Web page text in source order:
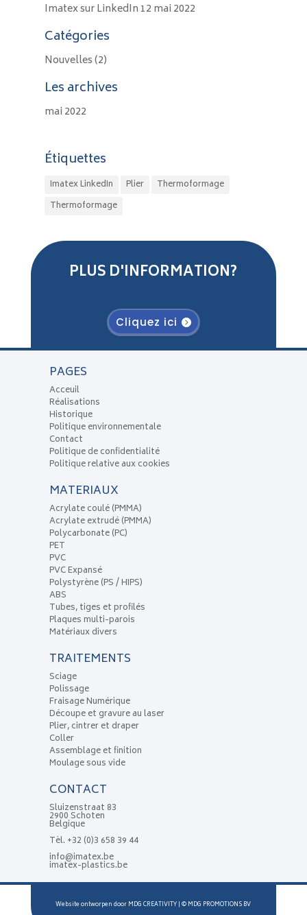
Imatex sur LinkedIn 12 mai 2022
Catégories
Nouvelles(2)
Les archives
mai 2022
Étiquettes
Imatex LinkedIn Plier
Thermoformage
Thermoformage
PLUS D'INFORMATION?
Cliquez ici
PAGES
Acceuil
Réalisations
Historique
Politique environnementale
Contact
Politique de confidentialité
Politique relative aux cookies
MATERIAUX
Acrylate coulé (PMMA)
Acrylate extrudé (PMMA)
Polycarbonate (PC)
PET
PVC
PVC Expansé
Polystyrène (PS / HIPS)
ABS
Tubes, tiges et profilés
Plaques multi-parois
Matériaux divers
TRAITEMENTS
Sciage
Polissage
Fraisage Numérique
Découpe et gravure au laser
Plier, cintrer et draper
Coller
Assemblage et finition
Moulage sous vide
CONTACT
Sluizenstraat 83
2900 Schoten
Belgique
Tèl. +32 (0)3 658 39 44
info@imatex.be
imatex-plastics.be
Website ontworpen door MDG CREATIVITY | © MDG PROMOTIONS BV